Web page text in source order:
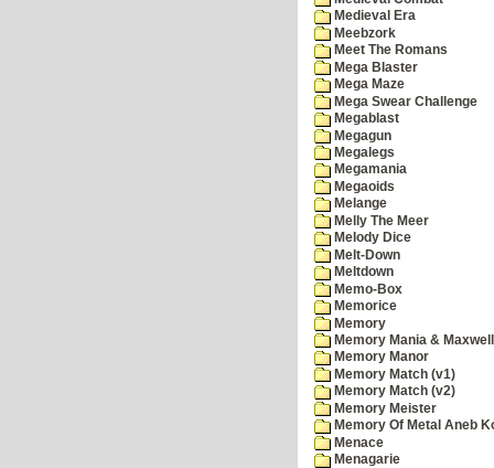
Medieval Era
Meebzork
Meet The Romans
Mega Blaster
Mega Maze
Mega Swear Challenge
Megablast
Megagun
Megalegs
Megamania
Megaoids
Melange
Melly The Meer
Melody Dice
Melt-Down
Meltdown
Memo-Box
Memorice
Memory
Memory Mania &
Memory Manor
Memory Match (v1)
Memory Match (v2)
Memory Meister
Memory Of Metal Aneb
Menace
Menagarie